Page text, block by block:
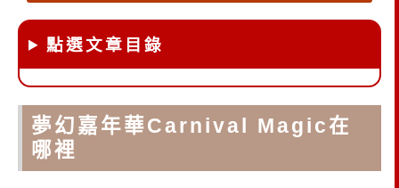
點選文章目錄
夢幻嘉年華Carnival Magic在
哪裡